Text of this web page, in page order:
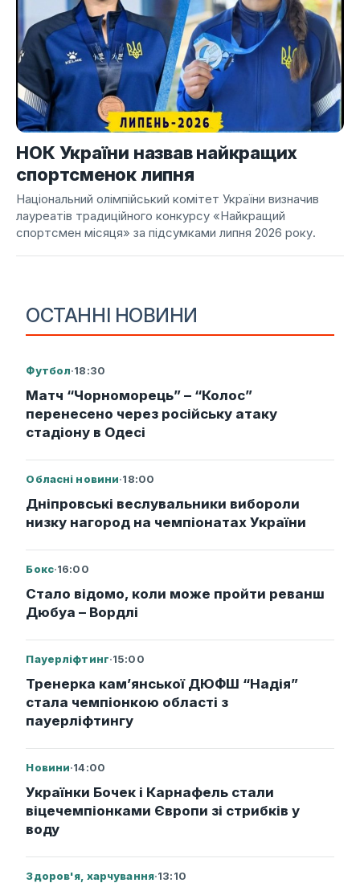
ОСТАННІ НОВИНИ
Футбол·18:30
Матч “Чорноморець” – “Колос”
перенесено через російську атаку
стадіону в Одесі
Обласні новини·18:00
Дніпровські веслувальники вибороли
низку нагород на чемпіонатах України
Бокс·16:00
Стало відомо, коли може пройти реванш
Дюбуа – Вордлі
Пауерліфтинг·15:00
Тренерка кам’янської ДЮФШ “Надія”
стала чемпіонкою області з
пауерліфтингу
Новини·14:00
Українки Бочек і Карнафель стали
віцечемпіонками Європи зі стрибків у
воду
Здоров'я, харчування·13:10
НОК України назвав найкращих
спортсменок липня
Національний олімпійський комітет України визначив
лауреатів традиційного конкурсу «Найкращий
спортсмен місяця» за підсумками липня 2026 року.